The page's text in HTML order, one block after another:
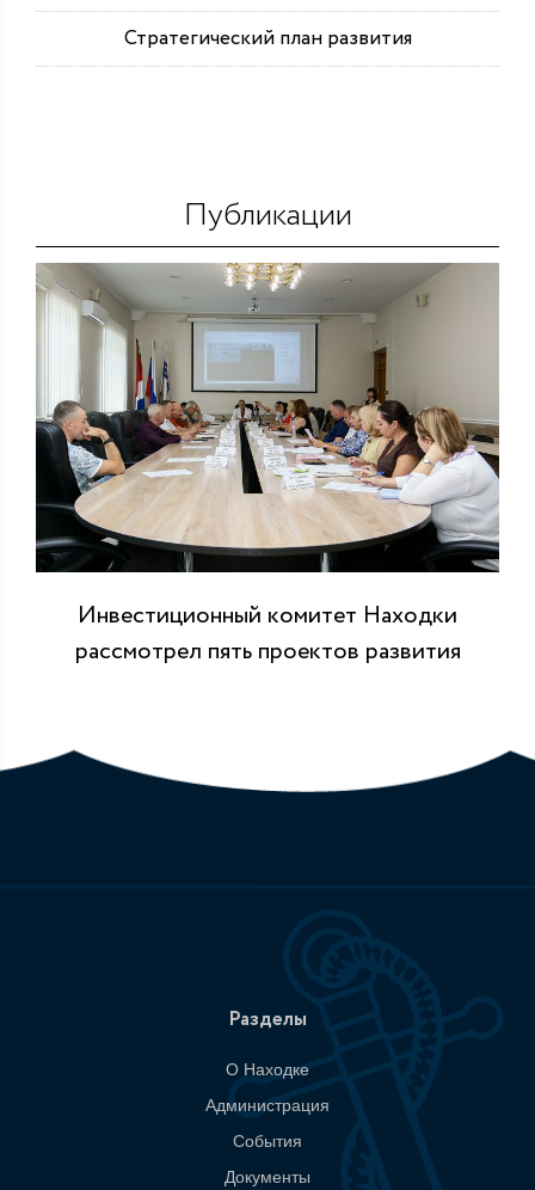
Стратегический план развития
Публикации
Инвестиционный комитет Находки
рассмотрел пять проектов развития
Разделы
О Находке
Администрация
События
Документы